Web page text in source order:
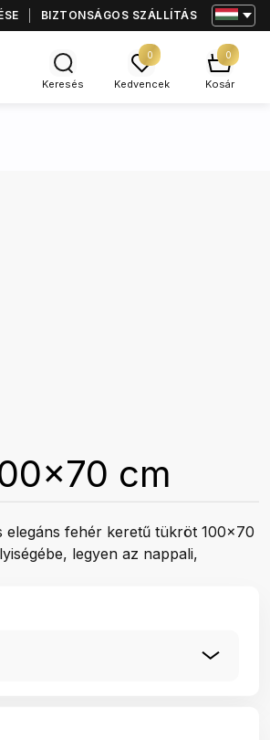
BIZTONSÁGOS SZÁLLÍTÁS
Keresés
0
Kedvencek
0
Kosár
cm
elegáns fehér keretű tükröt 100x70
legyen az nappali,